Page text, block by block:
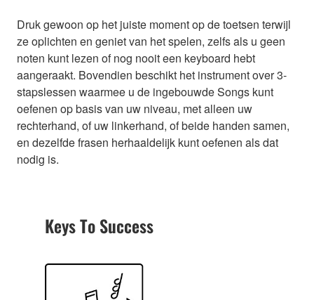
Druk gewoon op het juiste moment op de toetsen terwijl
ze oplichten en geniet van het spelen, zelfs als u geen
noten kunt lezen of nog nooit een keyboard hebt
aangeraakt. Bovendien beschikt het instrument over 3-
stapslessen waarmee u de ingebouwde Songs kunt
oefenen op basis van uw niveau, met alleen uw
rechterhand, of uw linkerhand, of beide handen samen,
en dezelfde frasen herhaaldelijk kunt oefenen als dat
nodig is.
Keys To Success